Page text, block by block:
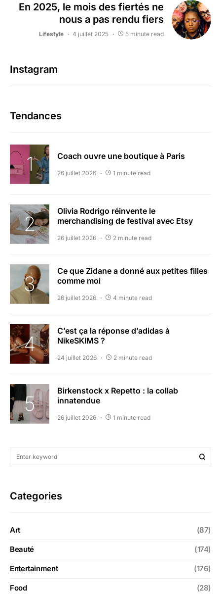
En 2025, le mois des fiertés ne
nous a pas rendu fiers
Lifestyle 4 juillet 2025 5 minute read
Instagram
Tendances
Coach ouvre une boutique à Paris
26 juillet 2026 1 minute read
Olivia Rodrigo réinvente le
merchandising de festival avec Etsy
26 juillet 2026 2 minute read
Ce que Zidane a donné aux petites filles
comme moi
26 juillet 2026 4 minute read
C’est ça la réponse d’adidas à
NikeSKIMS ?
24 juillet 2026 2 minute read
Birkenstock x Repetto : la collab
innatendue
26 juillet 2026 1 minute read
Categories
Art (87)
Beauté (174)
Entertainment (176)
Food (28)